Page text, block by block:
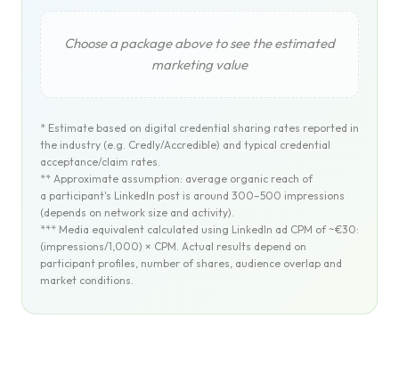
Choose a package above to see the estimated
marketing value
* Estimate based on digital credential sharing rates reported in
the industry (e.g. Credly/Accredible) and typical credential
acceptance/claim rates.
** Approximate assumption: average organic reach of
a participant's LinkedIn post is around 300–500 impressions
(depends on network size and activity).
*** Media equivalent calculated using LinkedIn ad CPM of ~€30:
(impressions/1,000) × CPM. Actual results depend on
participant profiles, number of shares, audience overlap and
market conditions.